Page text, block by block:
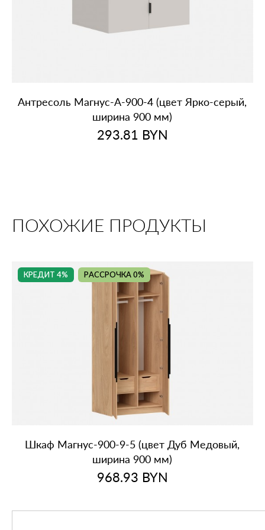
Антресоль Магнус‑А‑900‑4 (цвет Ярко‑серый,
ширина 900 мм)
293.81 BYN
ПОХОЖИЕ ПРОДУКТЫ
КРЕДИТ 4% РАССРОЧКА 0%
Шкаф Магнус‑900‑9‑5 (цвет Дуб Медовый,
ширина 900 мм)
968.93 BYN